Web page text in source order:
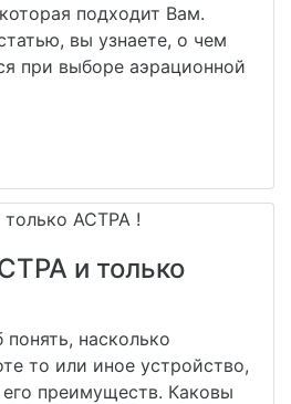
подходит Вам.
вы узнаете, о чем
при выборе аэрационной
и только
насколько
то или иное устройство,
преимуществ. Каковы